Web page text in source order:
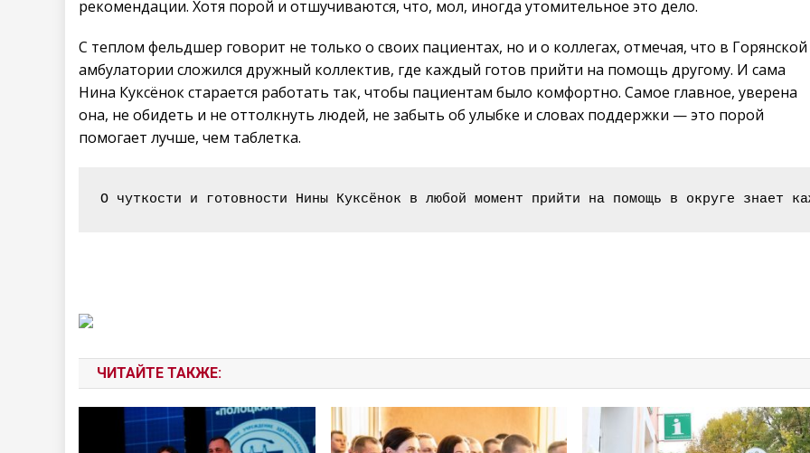
рекомендации. Хотя порой и отшучиваются, что, мол, иногда утомительное это дело.
С теплом фельдшер говорит не только о своих пациентах, но и о коллегах, отмечая, что в Горянской
амбулатории сложился дружный коллектив, где каждый готов прийти на помощь другому. И сама
Нина Куксёнок старается работать так, чтобы пациентам было комфортно. Самое главное, уверена
она, не обидеть и не оттолкнуть людей, не забыть об улыбке и словах поддержки — это порой
помогает лучше, чем таблетка.
О чуткости и готовности Нины Куксёнок в любой момент прийти на помощь в округе знает
ЧИТАЙТЕ ТАКЖЕ: